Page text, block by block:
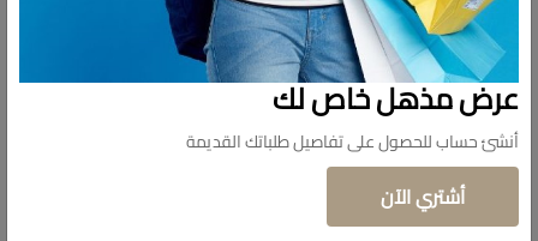
منتجات شبيهة
عرض مذهل خاص لك
أنشئ حساب للحصول على تفاصيل طلباتك القديمة
أشتري الآن